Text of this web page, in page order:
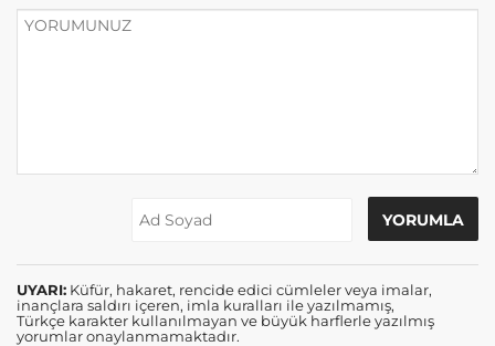
UYARI: Küfür, hakaret, rencide edici cümleler veya imalar,
inançlara saldırı içeren, imla kuralları ile yazılmamış,
Türkçe karakter kullanılmayan ve büyük harflerle yazılmış
yorumlar onaylanmamaktadır.